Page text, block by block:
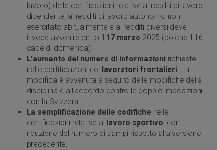
lavoro) delle certificazioni relative ai redditi di lavoro
dipendente, ai redditi di lavoro autonomo non
esercitato abitualmente e ai redditi diversi deve
invece avvenire entro il 17 marzo 2025 (poiché il 16
cade di domenica).
L’aumento del numero di informazioni richieste
nelle certificazioni dei lavoratori frontalieri. La
modifica è avvenuta a seguito delle modifiche della
disciplina e all’accordo contro le doppie imposizioni
con la Svizzera.
La semplificazione delle codifiche nelle
certificazioni relative al lavoro sportivo, con
riduzione del numero di campi rispetto alla versione
precedente.